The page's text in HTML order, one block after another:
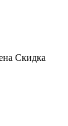
Скидка